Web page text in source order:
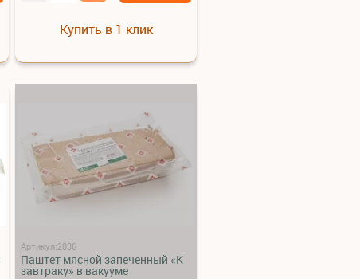
Купить в 1 клик
Артикул:2836
Паштет мясной запеченный «К
завтраку» в вакууме